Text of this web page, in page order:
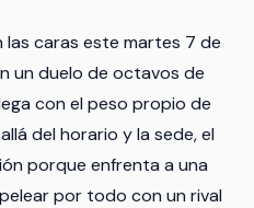
caras este martes 7 de
un duelo de octavos de
con el peso propio de
del horario y la sede, el
porque enfrenta a una
por todo con un rival